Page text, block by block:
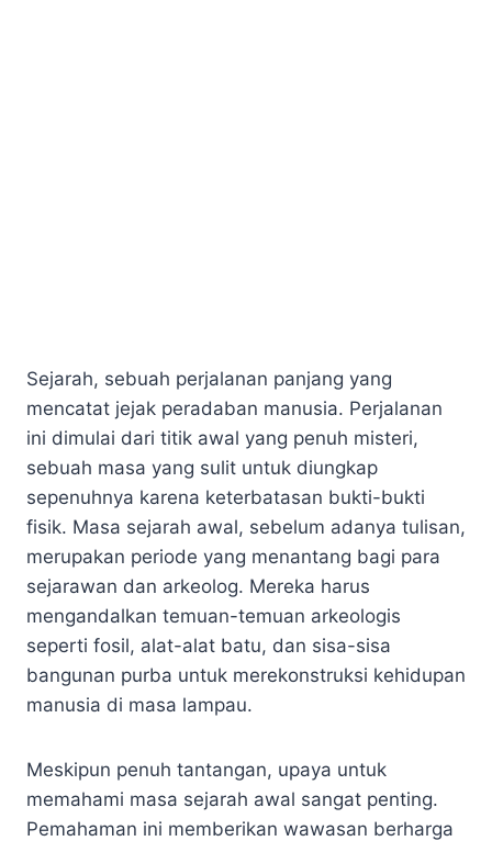
Sejarah, sebuah perjalanan panjang yang
mencatat jejak peradaban manusia. Perjalanan
ini dimulai dari titik awal yang penuh misteri,
sebuah masa yang sulit untuk diungkap
sepenuhnya karena keterbatasan bukti-bukti
fisik. Masa sejarah awal, sebelum adanya tulisan,
merupakan periode yang menantang bagi para
sejarawan dan arkeolog. Mereka harus
mengandalkan temuan-temuan arkeologis
seperti fosil, alat-alat batu, dan sisa-sisa
bangunan purba untuk merekonstruksi kehidupan
manusia di masa lampau.
Meskipun penuh tantangan, upaya untuk
memahami masa sejarah awal sangat penting.
Pemahaman ini memberikan wawasan berharga